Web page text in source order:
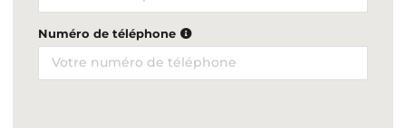
Numéro de téléphone